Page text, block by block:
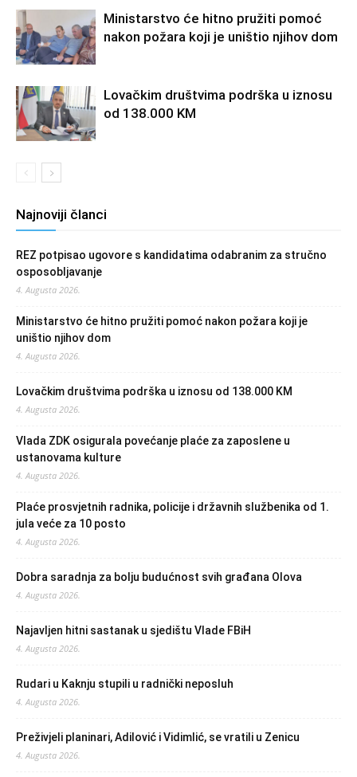
Ministarstvo će hitno pružiti pomoć
nakon požara koji je uništio njihov dom
Lovačkim društvima podrška u iznosu
od 138.000 KM
Najnoviji članci
REZ potpisao ugovore s kandidatima odabranim za stručno
osposobljavanje
4. Augusta 2026.
Ministarstvo će hitno pružiti pomoć nakon požara koji je
uništio njihov dom
4. Augusta 2026.
Lovačkim društvima podrška u iznosu od 138.000 KM
4. Augusta 2026.
Vlada ZDK osigurala povećanje plaće za zaposlene u
ustanovama kulture
4. Augusta 2026.
Plaće prosvjetnih radnika, policije i državnih službenika od 1.
jula veće za 10 posto
4. Augusta 2026.
Dobra saradnja za bolju budućnost svih građana Olova
4. Augusta 2026.
Najavljen hitni sastanak u sjedištu Vlade FBiH
4. Augusta 2026.
Rudari u Kaknju stupili u radnički neposluh
4. Augusta 2026.
Preživjeli planinari, Adilović i Vidimlić, se vratili u Zenicu
4. Augusta 2026.